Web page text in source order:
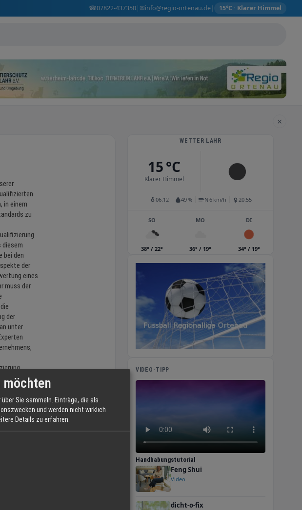
☎07822-437350| ✉info@regio-ortenau.de| 15°C · Klarer Himmel
×
in einem
zu
diesem
bei den
der
eines
muss der
der
unter
Bei uns sind
Unsere
uns die
innehaben.
WETTER LAHR
15 °C
Klarer Himmel
06:12 49 % N 6 km/h 20:55
SO
38° / 22°
MO
36° / 19°
DI
34° / 19°
VIDEO-TIPP
Handhabungstutorial
Feng Shui
Video
dicht-o-fix
Sie sammeln. Einträge, die als
und werden nicht wirklich
Details zu erfahren.